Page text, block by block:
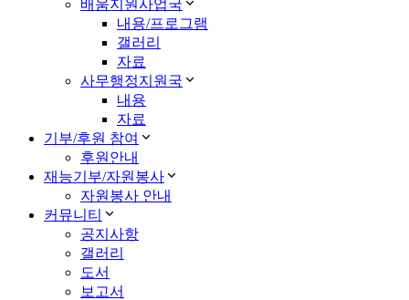
배움지원사업국
내용/프로그램
갤러리
자료
사무행정지원국
내용
자료
기부/후원 참여
후원안내
재능기부/자원봉사
자원봉사 안내
커뮤니티
공지사항
갤러리
도서
보고서